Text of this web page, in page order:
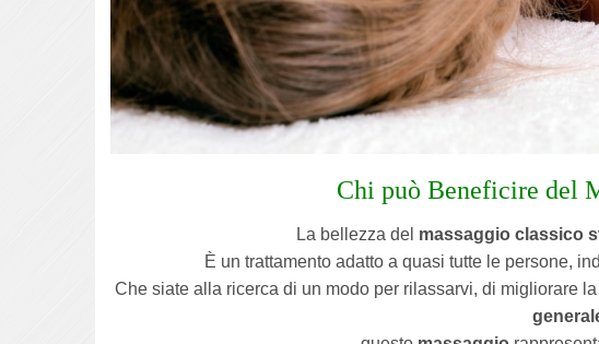
Chi può Beneficire del
La bellezza del massaggio classico
È un trattamento adatto a quasi tutte le persone,
Che siate alla ricerca di un modo per rilassarvi, di migliorare